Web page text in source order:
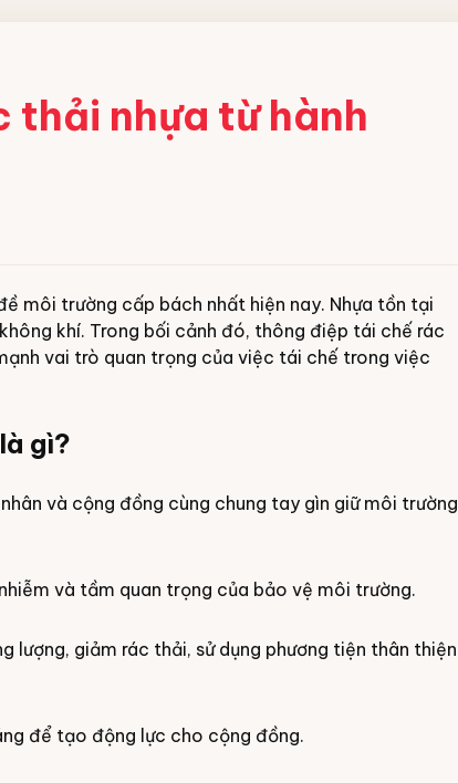
thải nhựa từ hành
môi trường cấp bách nhất hiện nay. Nhựa tồn tại
khí. Trong bối cảnh đó, thông điệp tái chế rác
vai trò quan trọng của việc tái chế trong việc
gì?
và cộng đồng cùng chung tay gìn giữ môi trường
và tầm quan trọng của bảo vệ môi trường.
lượng, giảm rác thải, sử dụng phương tiện thân thiện
để tạo động lực cho cộng đồng.